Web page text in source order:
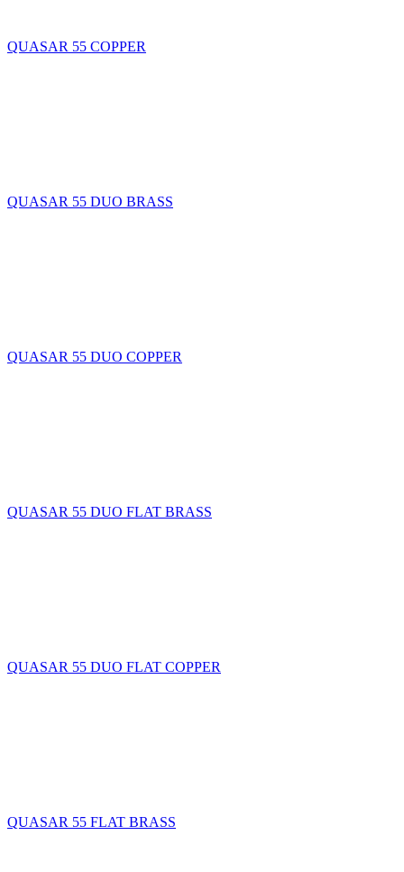
QUASAR 55 COPPER
QUASAR 55 DUO BRASS
QUASAR 55 DUO COPPER
QUASAR 55 DUO FLAT BRASS
QUASAR 55 DUO FLAT COPPER
QUASAR 55 FLAT BRASS